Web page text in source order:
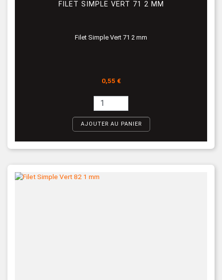
FILET SIMPLE VERT 71 2 MM
Filet Simple Vert 71 2 mm
Prix
0,55 €
AJOUTER AU PANIER